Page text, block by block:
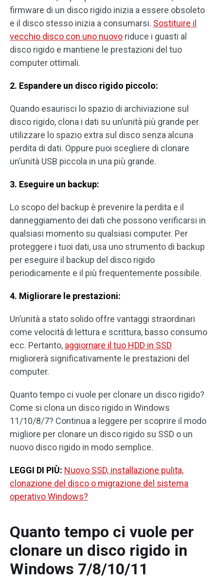
firmware di un disco rigido inizia a essere obsoleto
e il disco stesso inizia a consumarsi. Sostituire il
vecchio disco con uno nuovo riduce i guasti al
disco rigido e mantiene le prestazioni del tuo
computer ottimali.
2. Espandere un disco rigido piccolo:
Quando esaurisci lo spazio di archiviazione sul
disco rigido, clona i dati su un’unità più grande per
utilizzare lo spazio extra sul disco senza alcuna
perdita di dati. Oppure puoi scegliere di clonare
un’unità USB piccola in una più grande.
3. Eseguire un backup:
Lo scopo del backup è prevenire la perdita e il
danneggiamento dei dati che possono verificarsi in
qualsiasi momento su qualsiasi computer. Per
proteggere i tuoi dati, usa uno strumento di backup
per eseguire il backup del disco rigido
periodicamente e il più frequentemente possibile.
4. Migliorare le prestazioni:
Un’unità a stato solido offre vantaggi straordinari
come velocità di lettura e scrittura, basso consumo
ecc. Pertanto, aggiornare il tuo HDD in SSD
migliorerà significativamente le prestazioni del
computer.
Quanto tempo ci vuole per clonare un disco rigido?
Come si clona un disco rigido in Windows
11/10/8/7? Continua a leggere per scoprire il modo
migliore per clonare un disco rigido su SSD o un
nuovo disco rigido in modo semplice.
LEGGI DI PIÙ: Nuovo SSD, installazione pulita,
clonazione del disco o migrazione del sistema
operativo Windows?
Quanto tempo ci vuole per
clonare un disco rigido in
Windows 7/8/10/11